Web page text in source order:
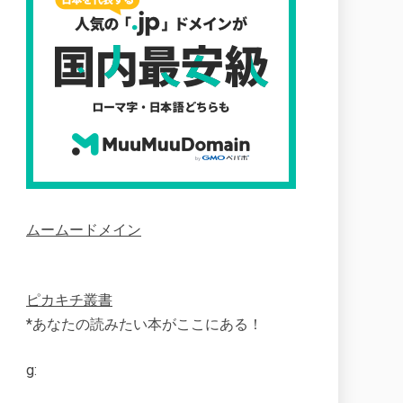
ムームードメイン
ピカキチ叢書
*あなたの読みたい本がここにある！
g: